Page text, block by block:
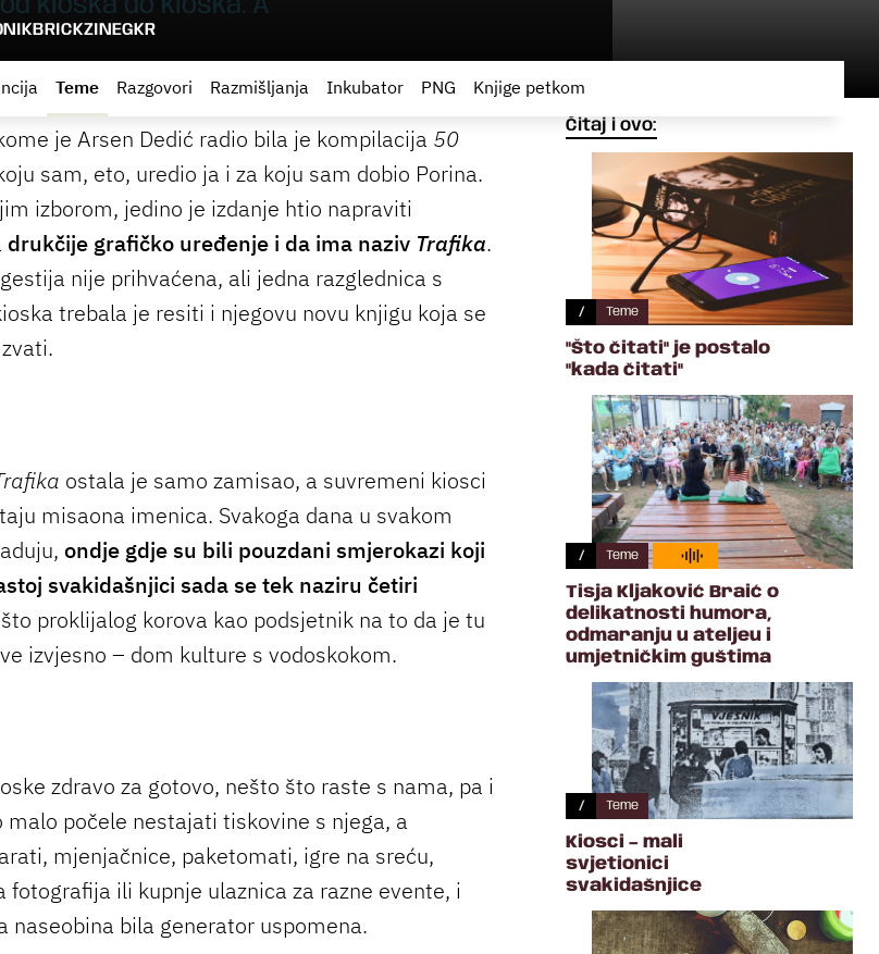
BRICKZINEGKR
Teme Razgovori Razmišljanja Inkubator PNG Knjige petkom
kioska do kioska. A
je Arsen Dedić radio bila je kompilacija 50
sam, eto, uredio ja i za koju sam dobio Porina.
izborom, jedino je izdanje htio napraviti
drukčije grafičko uređenje i da ima naziv Trafika.
nije prihvaćena, ali jedna razglednica s
trebala je resiti i njegovu novu knjigu koja se
ostala je samo zamisao, a suvremeni kiosci
misaona imenica. Svakoga dana u svakom
ondje gdje su bili pouzdani smjerokazi koji
svakidašnjici sada se tek naziru četiri
proklijalog korova kao podsjetnik na to da je tu
izvjesno – dom kulture s vodoskokom.
zdravo za gotovo, nešto što raste s nama, pa i
malo počele nestajati tiskovine s njega, a
mjenjačnice, paketomati, igre na sreću,
fotografija ili kupnje ulaznica za razne evente, i
naseobina bila generator uspomena.
Čitaj i ovo:
/ Teme
"Što čitati" je postalo
"kada čitati"
/ Teme
Tisja Kljaković Braić o
delikatnosti humora,
odmaranju u ateljeu i
umjetničkim guštima
/ Teme
Kiosci – mali
svjetionici
svakidašnjice